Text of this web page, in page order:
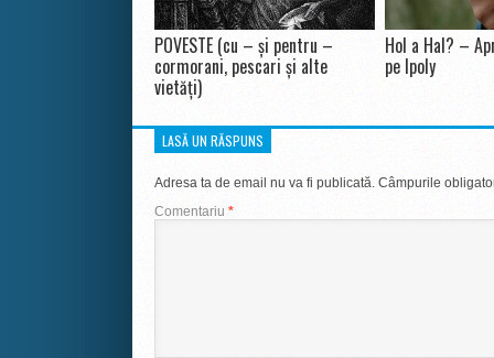
POVESTE (cu – și pentru –
cormorani, pescari și alte
vietăți)
Hol a Hal? –
pe Ipoly
LASĂ UN RĂSPUNS
Adresa ta de email nu va fi publicată. Câmpurile
Comentariu *